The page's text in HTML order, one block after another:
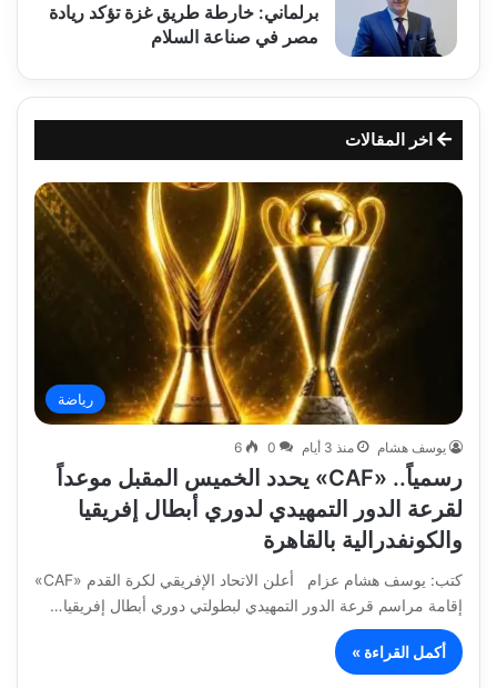
برلماني: خارطة طريق غزة تؤكد ريادة
مصر في صناعة السلام
اخر المقالات
رياضة
يوسف هشام منذ 3 أيام 0
6
رسمياً.. «CAF» يحدد الخميس المقبل موعداً
لقرعة الدور التمهيدي لدوري أبطال إفريقيا
والكونفدرالية بالقاهرة
كتب: يوسف هشام عزام أعلن الاتحاد الإفريقي لكرة القدم «CAF»
إقامة مراسم قرعة الدور التمهيدي لبطولتي دوري أبطال إفريقيا…
أكمل القراءة »